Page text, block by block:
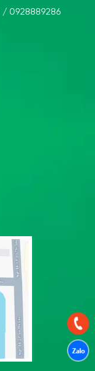
/ 0928889286